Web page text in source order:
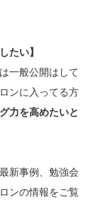
たい】
一般公開はして
ンに入ってる方
力を高めたいと
新事例、勉強会
ンの情報をご覧